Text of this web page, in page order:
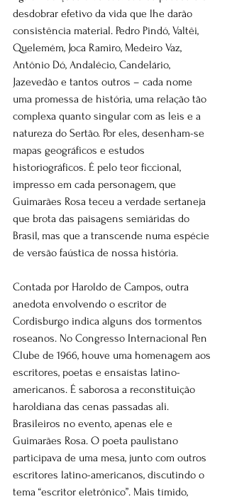
desdobrar efetivo da vida que lhe darão
consistência material. Pedro Pindó, Valtêi,
Quelemém, Joca Ramiro, Medeiro Vaz,
Antônio Dó, Andalécio, Candelário,
Jazevedão e tantos outros – cada nome
uma promessa de história, uma relação tão
complexa quanto singular com as leis e a
natureza do Sertão. Por eles, desenham-se
mapas geográficos e estudos
historiográficos. É pelo teor ficcional,
impresso em cada personagem, que
Guimarães Rosa teceu a verdade sertaneja
que brota das paisagens semiáridas do
Brasil, mas que a transcende numa espécie
de versão faústica de nossa história.
Contada por Haroldo de Campos, outra
anedota envolvendo o escritor de
Cordisburgo indica alguns dos tormentos
roseanos. No Congresso Internacional Pen
Clube de 1966, houve uma homenagem aos
escritores, poetas e ensaístas latino-
americanos. É saborosa a reconstituição
haroldiana das cenas passadas ali.
Brasileiros no evento, apenas ele e
Guimarães Rosa. O poeta paulistano
participava de uma mesa, junto com outros
escritores latino-americanos, discutindo o
tema “escritor eletrônico”. Mais tímido,